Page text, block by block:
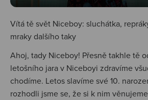
Vítá tě svět Niceboy: sluchátka,
mraky dalšího taky
Ahoj, tady Niceboy! Přesně takhle tě
letošního jara v Niceboyi zdravíme
chodíme. Letos slavíme své 10.
rozhodli jsme se, že si k nim věnujeme